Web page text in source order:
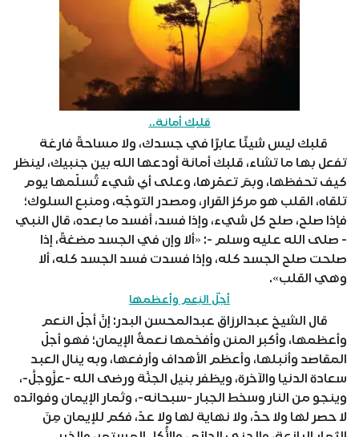
قلبك أمانة..
قلبك ليس شيئًا عابرًا في جسدك، ولا مساحةً فارغة
تفعل بها ما تشاء، قلبك أمانة أودعها الله بين جنبيك، لينظر
كيف تحفظها، وبمَ تعمّرها، وعلى أي شيء تُسلّمها يوم
تلقاه، القلب هو مركز القرار، ومصدر التوجّه، ومنبع السلوك؛
فإذا صلح، صلح كل شيء، وإذا فسد، أفسد ما بعده، قال النبي
- صلى الله عليه وسلم -: «ألا وإن في الجسد مضغةً، إذا
صلحت صلح الجسد كله، وإذا فسدت فسد الجسد كله، ألا
وهي القلب».
أجلّ النِعم وأعظمها
قال الشيخ عبدالرزاق عبدالمحسن البدر: إنَّ أجلّ النعم
وأعظمها، وأكبر المنن وأفخمها نعمةُ الإيمان؛ فهو أجلّ
المقاصد وأنبلها، وأعظم الأهداف وأرفعها، وبه ينال العبد
سعادة الدنيا والآخرة، ويظفر بنيل الجنَّة ورضى الله -عزَّوجلَّ-،
وينجو من النار وسخط الجبار -سبحانه-، وثمار الإيمان وفوائده
لا حصر لها ولا حدّ، ولا نهاية لها ولا عدّ، فكم للإيمان مِنَ